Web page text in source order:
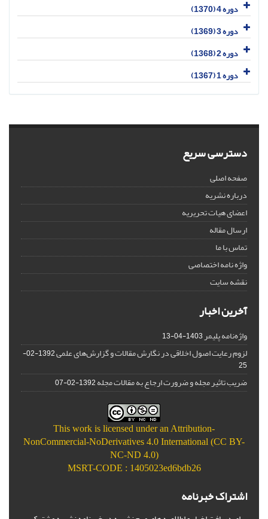
دوره 4 (1370)
دوره 3 (1369)
دوره 2 (1368)
دوره 1 (1367)
دسترسی سریع
صفحه اصلی
درباره نشریه
اعضای هیات تحریریه
ارسال مقاله
تماس با ما
واژه نامه اختصاصی
نقشه سایت
آخرین اخبار
واژه‌نامه پلیمر1403-04-13
لزوم رعایت اصول اخلاقی در نگارش مقالات و گزارش‌‌های علمی
1392-02-
25
ضریب تاثیر مجله و ضرورت ارجاع به مقالات مجله1392-02-07
This work is licensed under an Attribution-
NonCommercial-NoDerivatives 4.0 International (CC BY-
NC-ND 4.0)
MSRT-CODE : 1405023ed6bdb26
اشتراک خبرنامه